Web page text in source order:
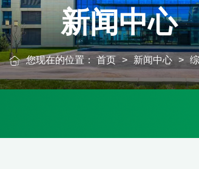
新闻中心
您现在的位置： 首页 > 新闻中心 >